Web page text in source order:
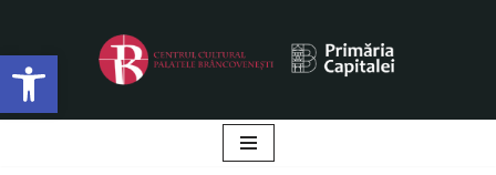
Deschide bara de unelte
Sari
la
conținut